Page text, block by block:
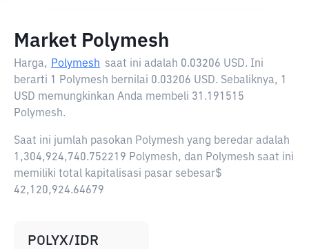
Market Polymesh
Harga, Polymesh saat ini adalah 0.03206 USD. Ini
berarti 1 Polymesh bernilai 0.03206 USD. Sebaliknya, 1
USD memungkinkan Anda membeli 31.191515
Polymesh.
Saat ini jumlah pasokan Polymesh yang beredar adalah
1,304,924,740.752219 Polymesh, dan Polymesh saat ini
memiliki total kapitalisasi pasar sebesar$
42,120,924.64679
POLYX/IDR